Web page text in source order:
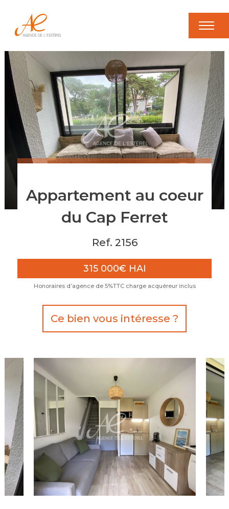
Appartement au coeur
du Cap Ferret
Ref. 2156
315 000€ HAI
Honoraires d’agence de 5%TTC charge acquéreur inclus
Ce bien vous intéresse ?